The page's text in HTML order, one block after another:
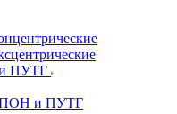
ПУТГ
ПОН и ПУТГ